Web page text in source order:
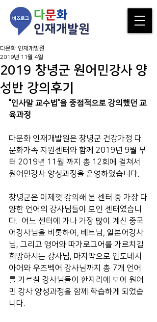
2019 창녕군 원어민강사 양
성반 강의후기
다문화 인재개발원
2019년 11월 4일
"인사말 교수법"을 중점적으로 강의했던 교
육과정
다문화 인재개발원은 창녕군 건강가정 다
문화가족 지원센터와 함께 2019년 9월 부
터 2019년 11월 까지 총 12회에 걸쳐서
원어민강사 양성과정을 운영하였습니다.
창녕군은 이제껏 강의해 본 센터 중 가장 다
양한 언어의 강사님들이 모인 센터였습니
다.  어느 센터에 가나 가장 많이 계신 중국
어강사님을 비롯하여, 베트남, 일본어강사
님, 그리고 영어와 따가로그어를 가르치길
희망하시는 강사님, 마지막으로 인도네시
아어와 우즈벡어 강사님까지 총 7개 언어
를 가르칠 강사님들이 한자리에 모여 원어
민 강사 양성과정을 함께 학습하게 되었습
니다.